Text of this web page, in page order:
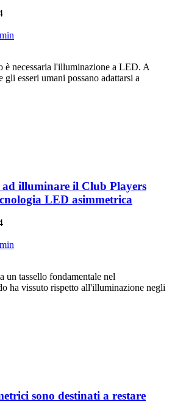
necessaria l'illuminazione a LED. A
gli esseri umani possano adattarsi a
illuminare il Club Players
LED asimmetrica
un tassello fondamentale nel
ha vissuto rispetto all'illuminazione negli
sono destinati a restare